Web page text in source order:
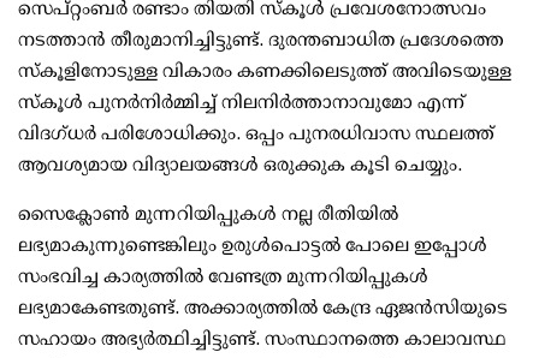
സെപ്റ്റംബര്‍ രണ്ടാം തിയതി സ്‌കൂള്‍ പ്രവേശനോത്സവം
നടത്താന്‍ തീരുമാനിച്ചിട്ടുണ്ട്. ദുരന്തബാധിത പ്രദേശത്തെ
സ്‌കൂളിനോടുള്ള വികാരം കണക്കിലെടുത്ത് അവിടെയുള്ള
സ്‌കൂള്‍ പുനര്‍നിര്‍മ്മിച്ച് നിലനിര്‍ത്താനാവുമോ എന്ന്
വിദഗ്ധര്‍ പരിശോധിക്കും. ഒപ്പം പുനരധിവാസ സ്ഥലത്ത്
ആവശ്യമായ വിദ്യാലയങ്ങള്‍ ഒരുക്കുക കൂടി ചെയ്യും.
സൈക്ലോണ്‍ മുന്നറിയിപ്പുകള്‍ നല്ല രീതിയില്‍
ലഭ്യമാകുന്നുണ്ടെങ്കിലും ഉരുള്‍പൊട്ടല്‍ പോലെ ഇപ്പോള്‍
സംഭവിച്ച കാര്യത്തില്‍ വേണ്ടത്ര മുന്നറിയിപ്പുകള്‍
ലഭ്യമാകേണ്ടതുണ്ട്. അക്കാര്യത്തില്‍ കേന്ദ്ര ഏജന്‍സിയുടെ
സഹായം അഭ്യര്‍ത്ഥിച്ചിട്ടുണ്ട്. സംസ്ഥാനത്തെ കാലാവസ്ഥ